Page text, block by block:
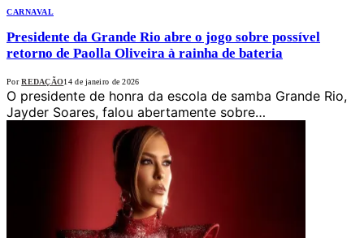
CARNAVAL
Presidente da Grande Rio abre o jogo sobre possível
retorno de Paolla Oliveira à rainha de bateria
Por REDAÇÃO14 de janeiro de 2026
O presidente de honra da escola de samba Grande Rio,
Jayder Soares, falou abertamente sobre…